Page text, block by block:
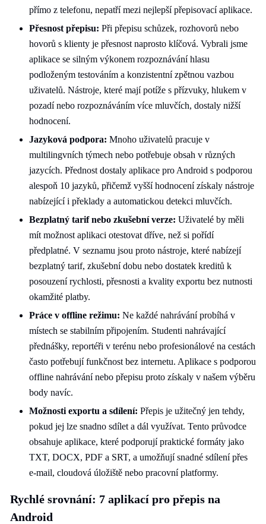
přímo z telefonu, nepatří mezi nejlepší přepisovací aplikace.
Přesnost přepisu: Při přepisu schůzek, rozhovorů nebo
hovorů s klienty je přesnost naprosto klíčová. Vybrali jsme
aplikace se silným výkonem rozpoznávání hlasu
podloženým testováním a konzistentní zpětnou vazbou
uživatelů. Nástroje, které mají potíže s přízvuky, hlukem v
pozadí nebo rozpoznáváním více mluvčích, dostaly nižší
hodnocení.
Jazyková podpora: Mnoho uživatelů pracuje v
multilingvních týmech nebo potřebuje obsah v různých
jazycích. Přednost dostaly aplikace pro Android s podporou
alespoň 10 jazyků, přičemž vyšší hodnocení získaly nástroje
nabízející i překlady a automatickou detekci mluvčích.
Bezplatný tarif nebo zkušební verze: Uživatelé by měli
mít možnost aplikaci otestovat dříve, než si pořídí
předplatné. V seznamu jsou proto nástroje, které nabízejí
bezplatný tarif, zkušební dobu nebo dostatek kreditů k
posouzení rychlosti, přesnosti a kvality exportu bez nutnosti
okamžité platby.
Práce v offline režimu: Ne každé nahrávání probíhá v
místech se stabilním připojením. Studenti nahrávající
přednášky, reportéři v terénu nebo profesionálové na cestách
často potřebují funkčnost bez internetu. Aplikace s podporou
offline nahrávání nebo přepisu proto získaly v našem výběru
body navíc.
Možnosti exportu a sdílení: Přepis je užitečný jen tehdy,
pokud jej lze snadno sdílet a dál využívat. Tento průvodce
obsahuje aplikace, které podporují praktické formáty jako
TXT, DOCX, PDF a SRT, a umožňují snadné sdílení přes
e-mail, cloudová úložiště nebo pracovní platformy.
Rychlé srovnání: 7 aplikací pro přepis na
Android